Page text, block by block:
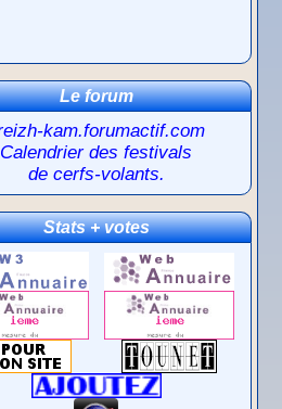
Le forum
kam.forumactif.com
Calendrier des festivals
de cerfs-volants.
Stats + votes